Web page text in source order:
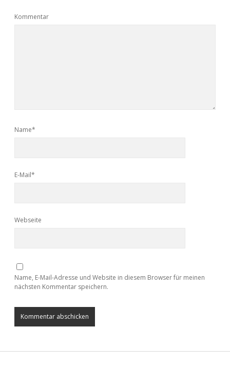
Kommentar
Name*
E-Mail*
Webseite
Name, E-Mail-Adresse und Website in diesem Browser für meinen
nächsten Kommentar speichern.